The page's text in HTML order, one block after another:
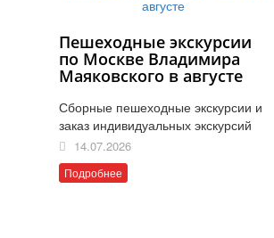
Пешеходные экскурсии
по Москве Владимира
Маяковского в августе
Сборные пешеходные экскурсии и
заказ индивидуальных экскурсий
14.07.2026
Подробнее